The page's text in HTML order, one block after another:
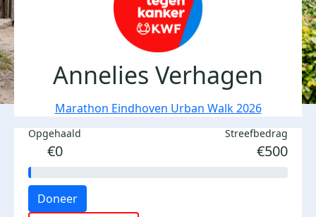
Annelies Verhagen
Marathon Eindhoven Urban Walk 2026
Opgehaald
€0
Streefbedrag
€500
Doneer